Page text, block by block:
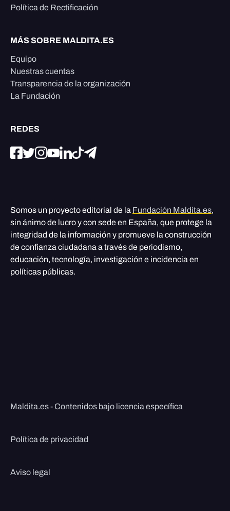
Política de Rectificación
MÁS SOBRE MALDITA.ES
Equipo
Nuestras cuentas
Transparencia de la organización
La Fundación
REDES
Somos un proyecto editorial de la Fundación Maldita.es,
sin ánimo de lucro y con sede en España, que protege la
integridad de la información y promueve la construcción
de confianza ciudadana a través de periodismo,
educación, tecnología, investigación e incidencia en
políticas públicas.
Maldita.es - Contenidos bajo licencia específica
Política de privacidad
Aviso legal